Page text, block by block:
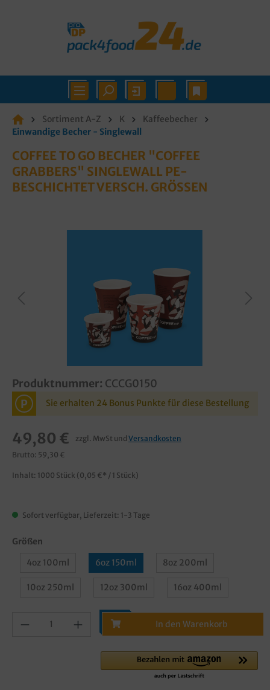
Sortiment A-Z K
Kaffeebecher
Einwandige Becher - Singlewall
COFFEE TO GO BECHER "COFFEE
GRABBERS" SINGLEWALL PE-
BESCHICHTET VERSCH. GRÖSSEN
Produktnummer: CCCG0150
P Sie erhalten 24 Bonus Punkte für diese Bestellung
49,80 € zzgl. MwSt und Versandkosten
Brutto: 59,30 €
Inhalt: 1000 Stück (0,05 €* / 1 Stück)
Sofort verfügbar, Lieferzeit: 1-3 Tage
Größen
4oz 100ml
6oz 150ml 8oz 200ml
10oz 250ml 12oz 300ml 16oz 400ml
In den Warenkorb